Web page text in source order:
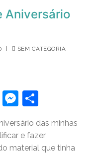
Aniversário
| SEM CATEGORIA
C
M
ss
e
ar
e
das minhas
e fazer
material que tinha